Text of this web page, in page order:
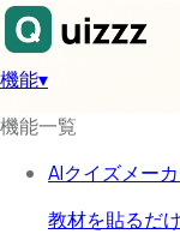
機能▾
機能一覧
AIクイズメー
教材を貼るだ